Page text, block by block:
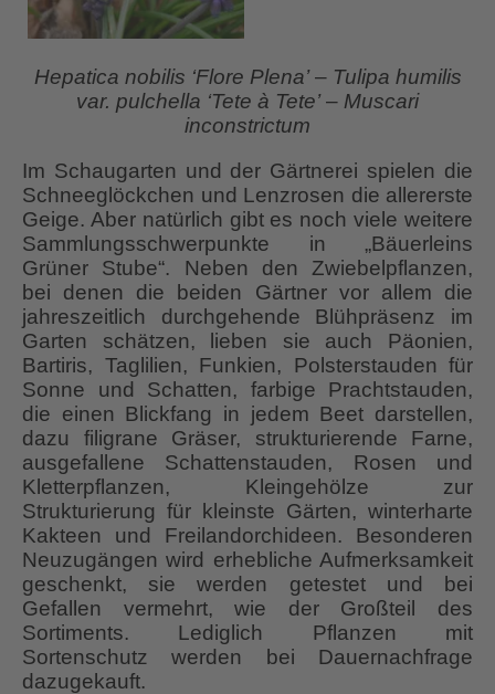
Hepatica nobilis ‘Flore Plena’– Tulipa humilis
var. pulchella ‘Tete à Tete’– Muscari
inconstrictum
Im Schaugarten und der Gärtnerei spielen die
Schneeglöckchen und Lenzrosen die allererste
Geige. Aber natürlich gibt es noch viele weitere
Sammlungsschwerpunkte in „Bäuerleins
Grüner Stube“. Neben den Zwiebelpflanzen,
bei denen die beiden Gärtner vor allem die
jahreszeitlich durchgehende Blühpräsenz im
Garten schätzen, lieben sie auch Päonien,
Bartiris, Taglilien, Funkien, Polsterstauden für
Sonne und Schatten, farbige Prachtstauden,
die einen Blickfang in jedem Beet darstellen,
dazu filigrane Gräser, strukturierende Farne,
ausgefallene Schattenstauden, Rosen und
Kletterpflanzen, Kleingehölze zur
Strukturierung für kleinste Gärten, winterharte
Kakteen und Freilandorchideen. Besonderen
Neuzugängen wird erhebliche Aufmerksamkeit
geschenkt, sie werden getestet und bei
Gefallen vermehrt, wie der Großteil des
Sortiments. Lediglich Pflanzen mit
Sortenschutz werden bei Dauernachfrage
dazugekauft.